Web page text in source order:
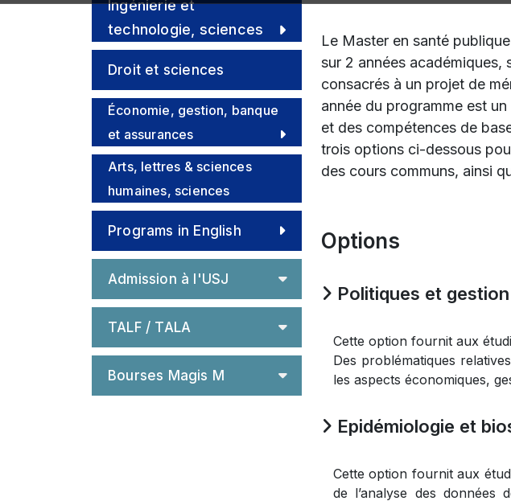
Ingénierie et
technologie, sciences
Droit et sciences
politiques
Économie, gestion, banque
et assurances
Arts, lettres & sciences
humaines, sciences
religieuses
Programs in English
Admission à l'USJ
TALF / TALA
Bourses Magis M
Le Master en santé
sur 2 années académiques,
consacrés à un projet de
année du programme est
et des compétences de
trois options ci-dessous
des cours communs, ainsi
Options
Politiques et
Cette option fournit aux
Des problématiques
les aspects économiques,
Epidémiologie et
Cette option fournit aux
de l’analyse des données